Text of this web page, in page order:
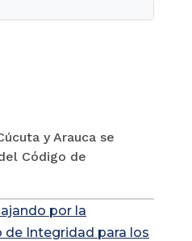
y Arauca se
Código de
por la
Integridad para los